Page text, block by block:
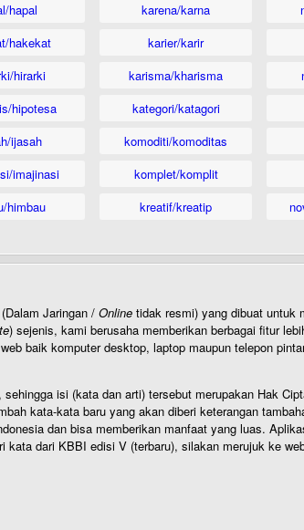
hapal
hakekat
hirarki
hipotesa
ijasah
imajinasi
himbau
karena/karna
karier/karir
karisma/kharisma
kategori/katagori
komoditi/komoditas
komplet/komplit
kreatif/kreatip
Jaringan / Online tidak resmi) yang dibuat untuk
) sejenis, kami berusaha memberikan berbagai fitur
baik komputer desktop, laptop maupun telepon
isi (kata dan arti) tersebut merupakan Hak
kata-kata baru yang akan diberi keterangan
dan bisa memberikan manfaat yang luas.
dari KBBI edisi V (terbaru), silakan merujuk ke